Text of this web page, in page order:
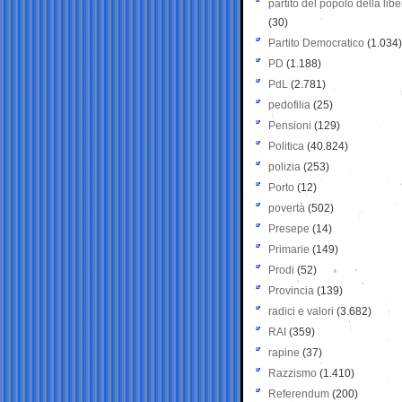
partito del popolo della
(30)
Partito Democratico (1.034)
PD (1.188)
PdL (2.781)
pedofilia (25)
Pensioni (129)
Politica (40.824)
polizia (253)
Porto (12)
povertà (502)
Presepe (14)
Primarie (149)
Prodi (52)
Provincia (139)
radici e valori (3.682)
RAI (359)
rapine (37)
Razzismo (1.410)
Referendum (200)